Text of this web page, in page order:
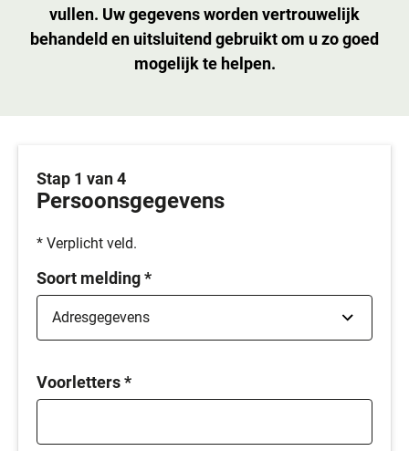
vullen. Uw gegevens worden vertrouwelijk
behandeld en uitsluitend gebruikt om u zo goed
mogelijk te helpen.
Stap 1 van 4
Persoonsgegevens
* Verplicht veld.
Soort melding*
Voorletters*